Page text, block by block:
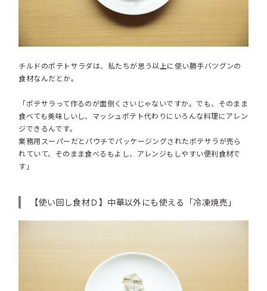
チルドのポテトサラダは、私たちが思う以上に使い勝手バツグンの
食材なんだとか。
「ポテサラって作るのが面倒くさいじゃないですか。でも、そのまま
食べても美味しいし、マッシュポテト代わりにいろんな料理にアレン
ジできるんです。
業務用スーパーだとパウチでパッケージングされたポテサラが売ら
れていて、そのまま食べるもよし、アレンジもしやすい便利食材で
す」
【使い回し食材Ｄ】中華以外にも使える「冷凍焼売」